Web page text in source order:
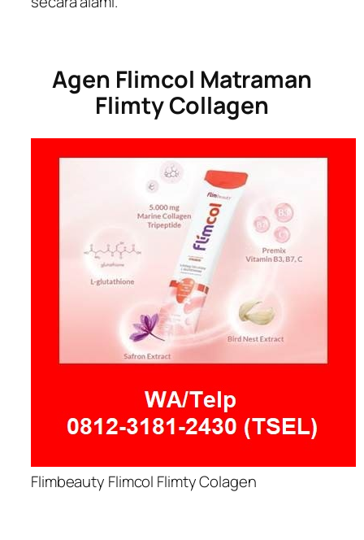
Agen Flimcol Matraman
Flimty Collagen
Flimbeauty Flimcol Flimty Colagen